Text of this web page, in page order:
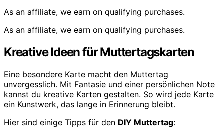
As an affiliate, we earn on qualifying purchases.
As an affiliate, we earn on qualifying purchases.
Kreative Ideen für Muttertagskarten
Eine besondere Karte macht den Muttertag
unvergesslich. Mit Fantasie und einer persönlichen Note
kannst du kreative Karten gestalten. So wird jede Karte
ein Kunstwerk, das lange in Erinnerung bleibt.
Hier sind einige Tipps für den DIY Muttertag: